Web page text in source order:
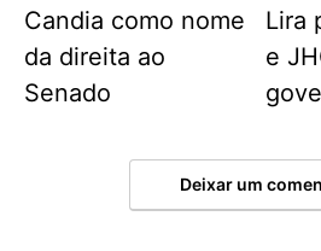
Candia como nome
da direita ao
Senado
Lira
e
Deixar um